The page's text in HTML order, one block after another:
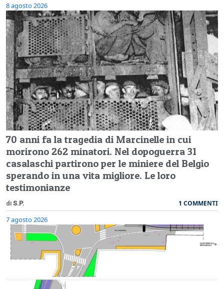
8 agosto 2026
70 anni fa la tragedia di Marcinelle in cui
morirono 262 minatori. Nel dopoguerra 31
casalaschi partirono per le miniere del Belgio
sperando in una vita migliore. Le loro
testimonianze
di S.P. 1 COMMENTI
7 agosto 2026